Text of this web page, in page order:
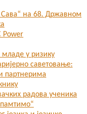
Сава“ на 68. Државном
Power
у ризику
саветовање:
партнерима
радова ученика